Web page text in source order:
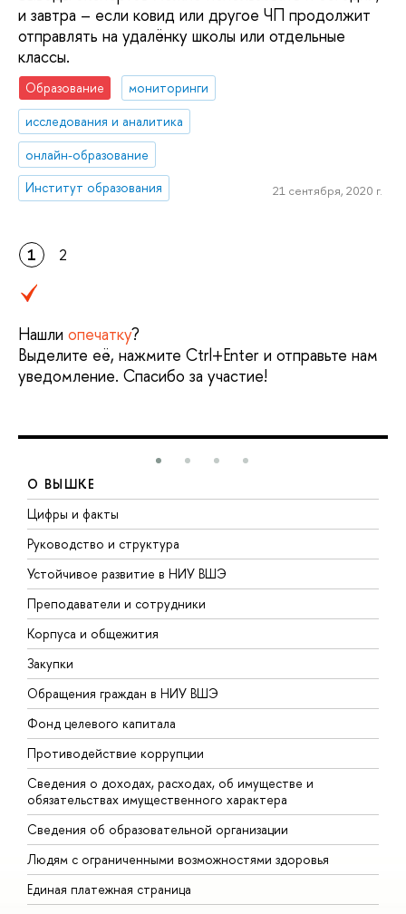
и завтра – если ковид или другое ЧП продолжит
отправлять на удалёнку школы или отдельные
классы.
Образование
мониторинги
исследования и аналитика
онлайн-образование
Институт образования
21 сентября, 2020 г.
1 2
Нашли опечатку?
Выделите её, нажмите Ctrl+Enter и отправьте нам
уведомление. Спасибо за участие!
О ВЫШКЕ
Цифры и факты
Руководство и структура
Устойчивое развитие в НИУ ВШЭ
Преподаватели и сотрудники
Корпуса и общежития
Закупки
Обращения граждан в НИУ ВШЭ
Фонд целевого капитала
Противодействие коррупции
Сведения о доходах, расходах, об имуществе и
обязательствах имущественного характера
Сведения об образовательной организации
Людям с ограниченными возможностями здоровья
Единая платежная страница